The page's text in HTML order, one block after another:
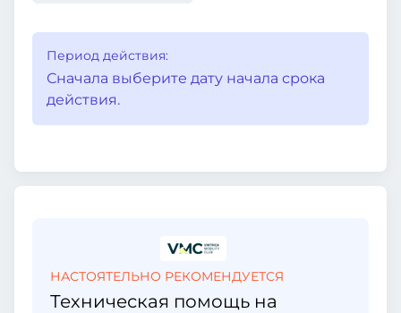
Период действия:
Сначала выберите дату начала срока
действия.
НАСТОЯТЕЛЬНО РЕКОМЕНДУЕТСЯ
Техническая помощь на